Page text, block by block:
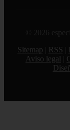
© 2026
Sitemap
RSS
Aviso legal